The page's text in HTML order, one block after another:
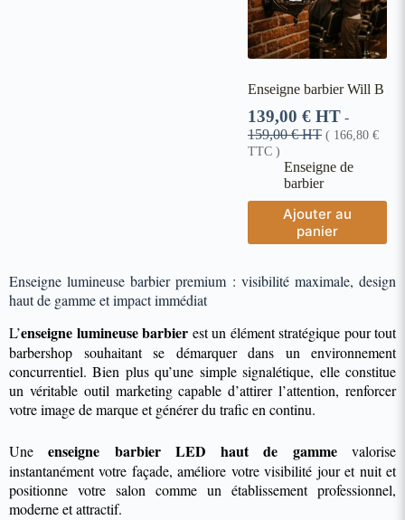
Enseigne barbier Will B
139,00 € HT -
159,00€HT ( 166,80 €
TTC )
Enseigne de
barbier
Ajouter au
panier
Enseigne lumineuse barbier premium : visibilité maximale, design
haut de gamme et impact immédiat
L’enseigne lumineuse barbier est un élément stratégique pour tout
barbershop souhaitant se démarquer dans un environnement
concurrentiel. Bien plus qu’une simple signalétique, elle constitue
un véritable outil marketing capable d’attirer l’attention, renforcer
votre image de marque et générer du trafic en continu.
Uneenseigne barbier LED haut de gammevalorise
instantanément votre façade, améliore votre visibilité jour et nuit et
positionne votre salon comme un établissement professionnel,
moderne et attractif.